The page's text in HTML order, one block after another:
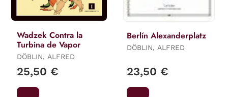
Wadzek Contra la
Turbina de Vapor
DÖBLIN, ALFRED
25,50 €
Berlín Alexanderplatz
DÖBLIN, ALFRED
23,50 €